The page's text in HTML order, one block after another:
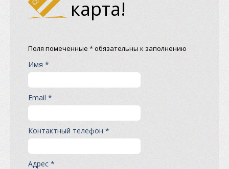
карта!
Поля помеченные * обязательны к заполнению
Имя *
Email *
Контактный телефон *
Адрес *